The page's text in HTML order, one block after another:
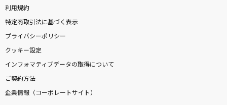
利用規約
特定商取引法に基づく表示
プライバシーポリシー
クッキー設定
インフォマティブデータの取得について
ご契約方法
企業情報（コーポレートサイト）